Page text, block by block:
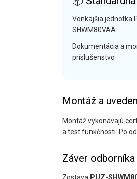
Vonkajšia jednotka
SHWM80VAA
Dokumentácia a
príslušenstvo
Montáž a
Montáž vykonávajú
a test funkčnosti. Po
Záver odborníka